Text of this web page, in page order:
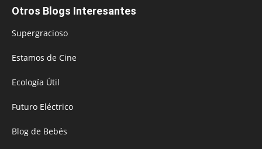
Otros Blogs Interesantes
Supergracioso
Estamos de Cine
Ecología Útil
Futuro Eléctrico
Blog de Bebés